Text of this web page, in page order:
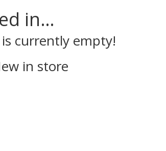
in…
currently empty!
in store